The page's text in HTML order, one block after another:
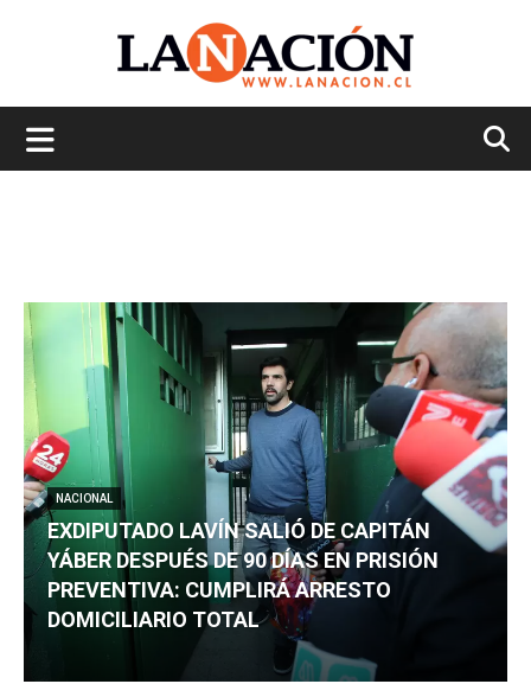
NACIONAL
EXDIPUTADO LAVÍN SALIÓ DE CAPITÁN
YÁBER DESPUÉS DE 90 DÍAS EN PRISIÓN
PREVENTIVA: CUMPLIRÁ ARRESTO
DOMICILIARIO TOTAL